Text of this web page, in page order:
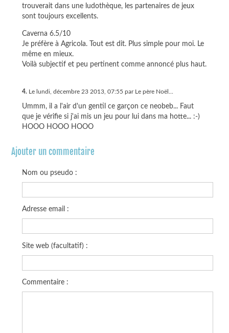
trouverait dans une ludothèque, les partenaires de jeux
sont toujours excellents.
Caverna 6.5/10
Je préfère à Agricola. Tout est dit. Plus simple pour moi. Le
même en mieux.
Voilà subjectif et peu pertinent comme annoncé plus haut.
4.Le lundi, décembre 23 2013, 07:55 par Le père Noël...
Ummm, il a l'air d'un gentil ce garçon ce neobeb... Faut
que je vérifie si j'ai mis un jeu pour lui dans ma hotte... :-)
HOOO HOOO HOOO
Ajouter un commentaire
Nom ou pseudo :
Adresse email :
Site web (facultatif) :
Commentaire :